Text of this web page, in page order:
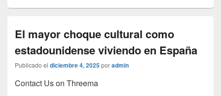
El mayor choque cultural como
estadounidense viviendo en España
Publicado el diciembre 4, 2025poradmin
Contact Us on Threema